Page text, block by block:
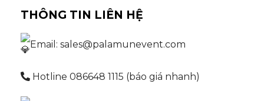
THÔNG TIN LIÊN HỆ
Email: sales@palamunevent.com
Hotline 086648 1115 (báo giá nhanh)